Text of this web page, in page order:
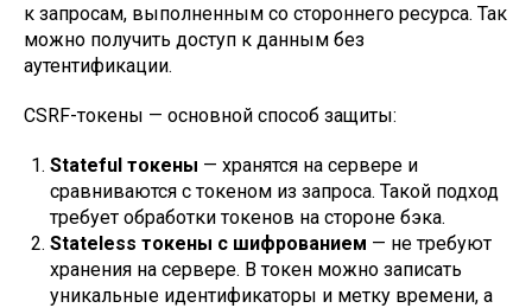
к запросам, выполненным со стороннего ресурса. Так
можно получить доступ к данным без
аутентификации.
CSRF-токены — основной способ защиты:
Stateful токены — хранятся на сервере и
сравниваются с токеном из запроса. Такой подход
требует обработки токенов на стороне бэка.
Stateless токены с шифрованием — не требуют
хранения на сервере. В токен можно записать
уникальные идентификаторы и метку времени, а